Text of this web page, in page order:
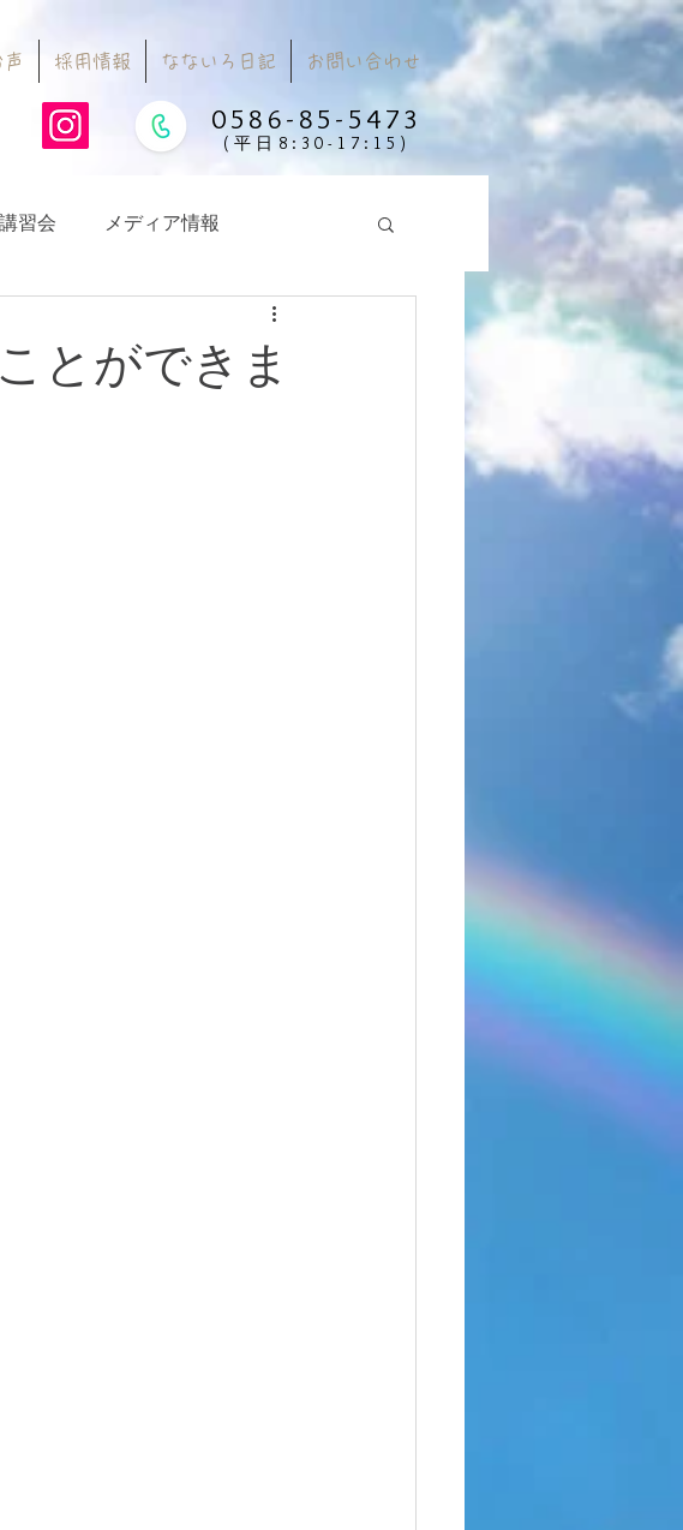
採用情報 なないろ日記 お問い合わせ
0586-85-5473
(平日8:30-17:15)
講習会 メディア情報
とができま